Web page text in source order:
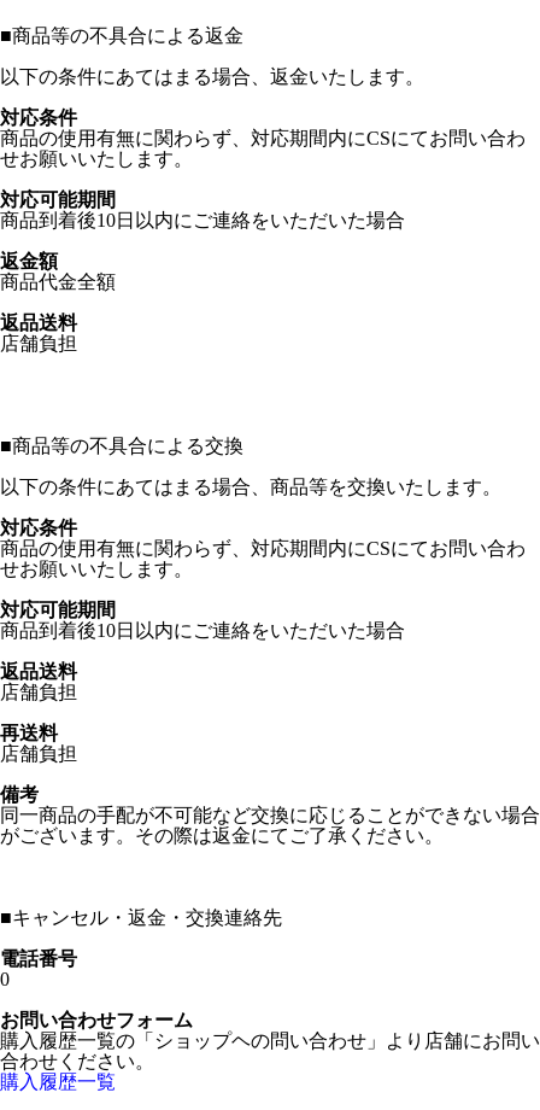
■商品等の不具合による返金
以下の条件にあてはまる場合、返金いたします。
対応条件
商品の使用有無に関わらず、対応期間内にCSにてお問い合わ
せお願いいたします。
対応可能期間
商品到着後10日以内にご連絡をいただいた場合
返金額
商品代金全額
返品送料
店舗負担
■商品等の不具合による交換
以下の条件にあてはまる場合、商品等を交換いたします。
対応条件
商品の使用有無に関わらず、対応期間内にCSにてお問い合わ
せお願いいたします。
対応可能期間
商品到着後10日以内にご連絡をいただいた場合
返品送料
店舗負担
再送料
店舗負担
備考
同一商品の手配が不可能など交換に応じることができない場合
がございます。その際は返金にてご了承ください。
■キャンセル・返金・交換連絡先
電話番号
0
お問い合わせフォーム
購入履歴一覧の「ショップヘの問い合わせ」より店舗にお問い
合わせください。
購入履歴一覧